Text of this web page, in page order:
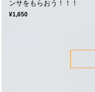
ンサをもらおう！！！
¥1,650